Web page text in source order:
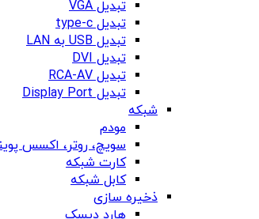
تبدیل VGA
تبدیل type-c
تبدیل USB به LAN
تبدیل DVI
تبدیل RCA-AV
تبدیل Display Port
شبکه
مودم
سویچ، روتر، اکسس
کارت شبکه
کابل شبکه
ذخیره سازی
هارد دیسک